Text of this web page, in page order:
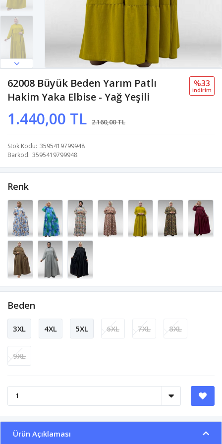
62008 Büyük Beden Yarım Patlı
Hakim Yaka Elbise - Yağ Yeşili
1.440,00 TL 2.160,00 TL
%33
i̇ndi̇ri̇m
Stok Kodu 3595419799948
Barkod 3595419799948
Renk
Beden
3XL 4XL 5XL 6XL 7XL 8XL
9XL
Ürün Açıklaması